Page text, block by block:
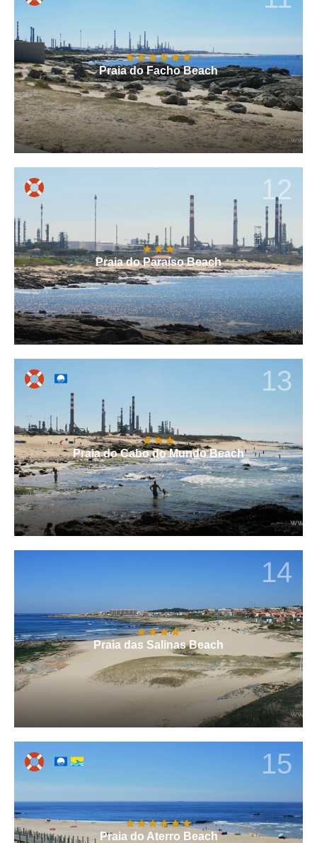
Praia do Facho Beach
12
Praia do Paraíso Beach
13
Praia do Cabo do Mundo Beach
14
Praia das Salinas Beach
15
Praia do Aterro Beach